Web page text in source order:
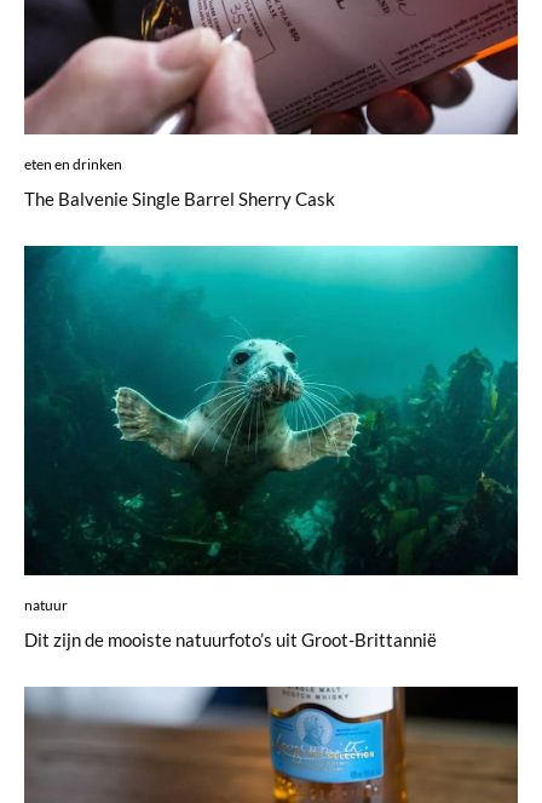
eten en drinken
The Balvenie Single Barrel Sherry Cask
natuur
Dit zijn de mooiste natuurfoto’s uit Groot-Brittannië